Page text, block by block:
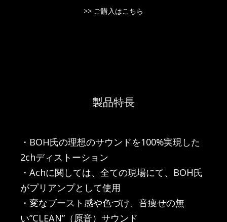
>> ご購入はこちら
製品特長
・BOH氏の理想のサウンドを100%実現した
2chディストーション
・Achに関しては、全ての現場にて、BOH氏
がプリアンプとして使用
・変なブースト感や色づけ、音痩せの無
い”CLEAN”（原音）サウンド